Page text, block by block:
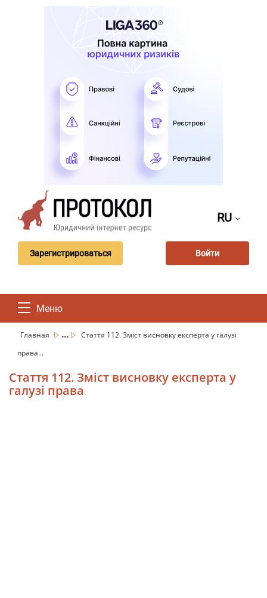
RU
Зарегистрироваться Войти
Меню
Главная ...
Стаття 112. Зміст висновку експерта у галузі
права...
Стаття 112. Зміст висновку експерта у
галузі права